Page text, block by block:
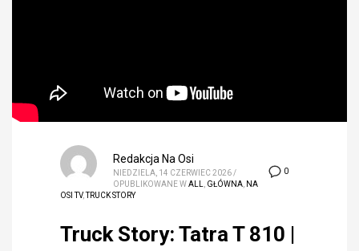
0
Redakcja Na Osi
NIEDZIELA, 14 CZERWIEC 2026/
OPUBLIKOWANE WALL, GŁÓWNA, NA
OSI TV, TRUCK STORY
Truck Story: Tatra T 810 |